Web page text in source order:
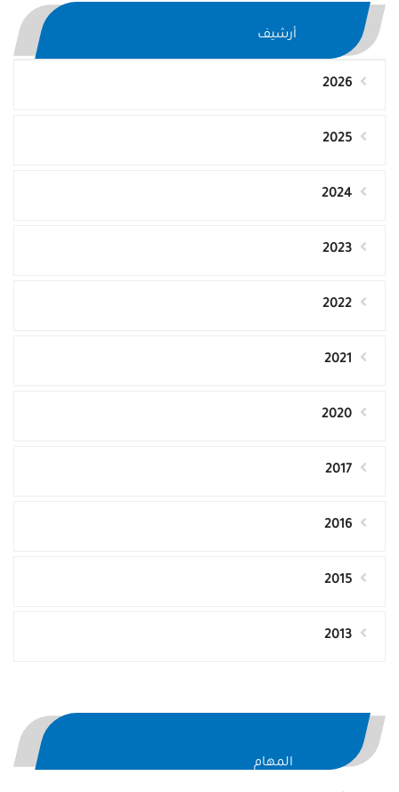
أرشيف
2026
2025
2024
2023
2022
2021
2020
2017
2016
2015
2013
المهام